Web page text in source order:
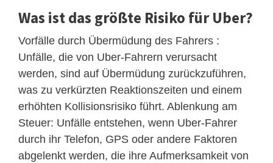
Was ist das größte Risiko für Uber?
Vorfälle durch Übermüdung des Fahrers :
Unfälle, die von Uber-Fahrern verursacht
werden, sind auf Übermüdung zurückzuführen,
was zu verkürzten Reaktionszeiten und einem
erhöhten Kollisionsrisiko führt. Ablenkung am
Steuer: Unfälle entstehen, wenn Uber-Fahrer
durch ihr Telefon, GPS oder andere Faktoren
abgelenkt werden, die ihre Aufmerksamkeit von